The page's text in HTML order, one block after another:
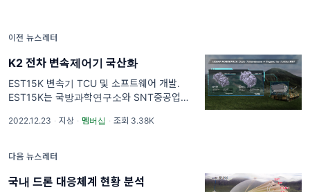
이전 뉴스레터
K2 전차 변속제어기 국산화
EST15K 변속기 TCU 및 소프트웨어 개발.
EST15K는 국방과학연구소와 SNT중공업에서
단)이다. RENK社의 HSWL295 자동변속기
2022.12.23 · 지상 · 멤버십 · 조회 3.38K
다음 뉴스레터
국내 드론 대응체계 현황 분석